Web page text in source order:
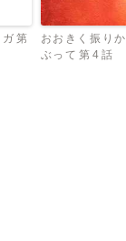
第
おおきく振りか
ぶって 第 4 話